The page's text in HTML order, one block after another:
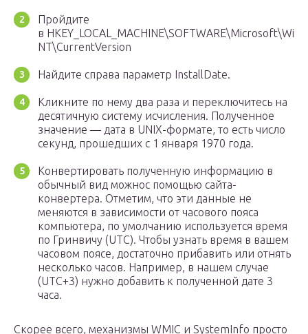
Пройдите
в
NT\CurrentVersion
Найдите справа параметр InstallDate.
Кликните по нему два раза и переключитесь на
десятичную систему исчисления. Полученное
значение — дата в UNIX-формате, то есть число
секунд, прошедших с 1 января 1970 года.
Конвертировать полученную информацию в
обычный вид можнос помощью сайта-
конвертера. Отметим, что эти данные не
меняются в зависимости от часового пояса
компьютера, по умолчанию используется время
по Гринвичу (UTC). Чтобы узнать время в вашем
часовом поясе, достаточно прибавить или отнять
несколько часов. Например, в нашем случае
(UTC+3) нужно добавить к полученной дате 3
часа.
Скорее всего, механизмы WMIC и SystemInfo просто